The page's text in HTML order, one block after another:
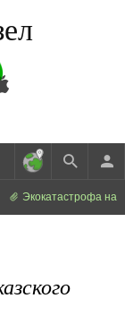
Экокатастрофа на